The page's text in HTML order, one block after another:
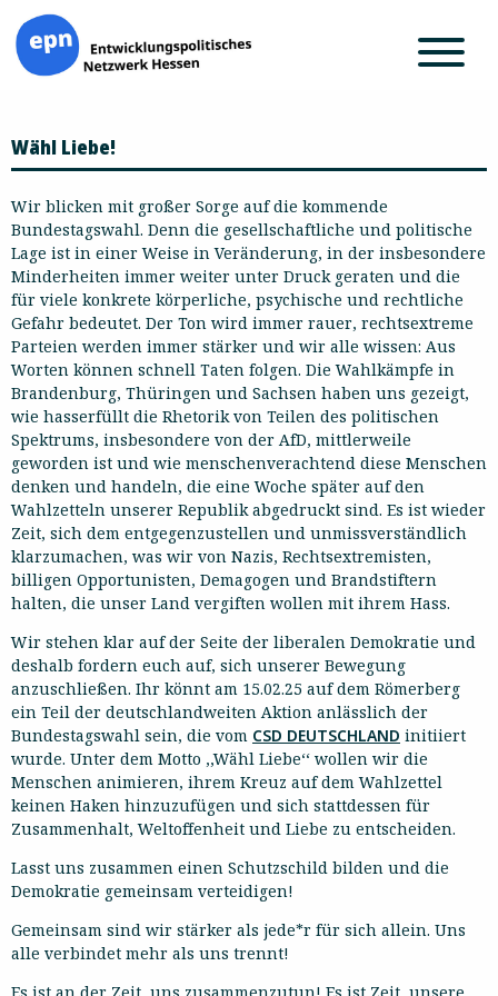
Inhalt
springen
Wähl Liebe!
Wir blicken mit großer Sorge auf die kommende
Bundestagswahl. Denn die gesellschaftliche und politische
Lage ist in einer Weise in Veränderung, in der insbesondere
Minderheiten immer weiter unter Druck geraten und die
für viele konkrete körperliche, psychische und rechtliche
Gefahr bedeutet. Der Ton wird immer rauer, rechtsextreme
Parteien werden immer stärker und wir alle wissen: Aus
Worten können schnell Taten folgen. Die Wahlkämpfe in
Brandenburg, Thüringen und Sachsen haben uns gezeigt,
wie hasserfüllt die Rhetorik von Teilen des politischen
Spektrums, insbesondere von der AfD, mittlerweile
geworden ist und wie menschenverachtend diese Menschen
denken und handeln, die eine Woche später auf den
Wahlzetteln unserer Republik abgedruckt sind. Es ist wieder
Zeit, sich dem entgegenzustellen und unmissverständlich
klarzumachen, was wir von Nazis, Rechtsextremisten,
billigen Opportunisten, Demagogen und Brandstiftern
halten, die unser Land vergiften wollen mit ihrem Hass.
Wir stehen klar auf der Seite der liberalen Demokratie und
deshalb fordern euch auf, sich unserer Bewegung
anzuschließen. Ihr könnt am 15.02.25 auf dem Römerberg
ein Teil der deutschlandweiten Aktion anlässlich der
Bundestagswahl sein, die vom CSD DEUTSCHLAND initiiert
wurde. Unter dem Motto ,,Wähl Liebe‘‘ wollen wir die
Menschen animieren, ihrem Kreuz auf dem Wahlzettel
keinen Haken hinzuzufügen und sich stattdessen für
Zusammenhalt, Weltoffenheit und Liebe zu entscheiden.
Lasst uns zusammen einen Schutzschild bilden und die
Demokratie gemeinsam verteidigen!
Gemeinsam sind wir stärker als jede*r für sich allein. Uns
alle verbindet mehr als uns trennt!